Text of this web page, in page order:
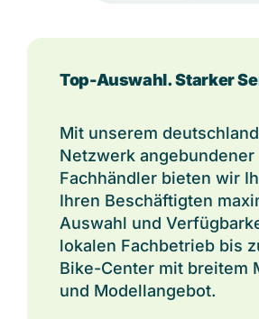
Top-Auswahl. Starker
Mit unserem
Netzwerk angebundener
Fachhändler bieten wir
Ihren Beschäftigten
Auswahl und
lokalen Fachbetrieb bis
Bike-Center mit breitem
und Modellangebot.